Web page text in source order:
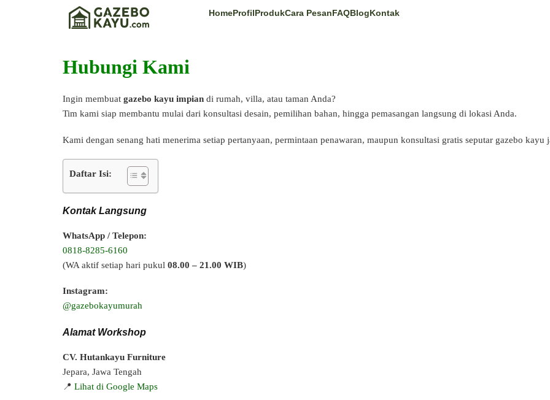
HomeProfilProdukCara PesanFAQBlogKontak
Hubungi Kami
Ingin membuat gazebo kayu impian di rumah, villa, atau taman Anda?
Tim kami siap membantu mulai dari konsultasi desain, pemilihan bahan, hingga pemasangan langsung di lokasi Anda.
Kami dengan senang hati menerima setiap pertanyaan, permintaan penawaran, maupun konsultasi gratis seputar gazebo kayu
Daftar Isi:
Kontak Langsung
WhatsApp / Telepon:
0818-8285-6160
(WA aktif setiap hari pukul 08.00 – 21.00 WIB)
Instagram:
@gazebokayumurah
Alamat Workshop
CV. Hutankayu Furniture
Jepara, Jawa Tengah
📍 Lihat di Google Maps